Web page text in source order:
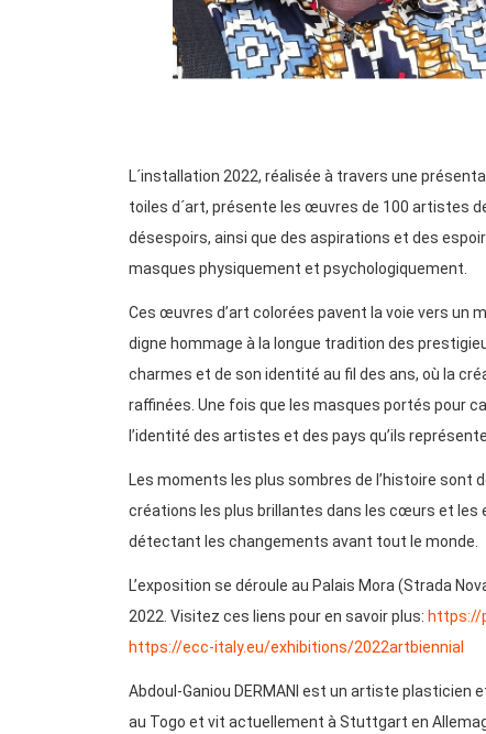
L´installation 2022, réalisée à travers une
toiles d´art, présente les œuvres de 100 artistes
désespoirs, ainsi que des aspirations et des
masques physiquement et psychologiquement.
Ces œuvres d’art colorées pavent la voie vers un
digne hommage à la longue tradition des
charmes et de son identité au fil des ans, où la
raffinées. Une fois que les masques portés pour
l’identité des artistes et des pays qu’ils
Les moments les plus sombres de l’histoire
créations les plus brillantes dans les cœurs et
détectant les changements avant tout le monde.
L’exposition se déroule au Palais Mora (Strada
2022. Visitez ces liens pour en savoir plus: https://
https://ecc-italy.eu/exhibitions/2022artbiennial
Abdoul-Ganiou DERMANI est un artiste plasticien
au Togo et vit actuellement à Stuttgart en